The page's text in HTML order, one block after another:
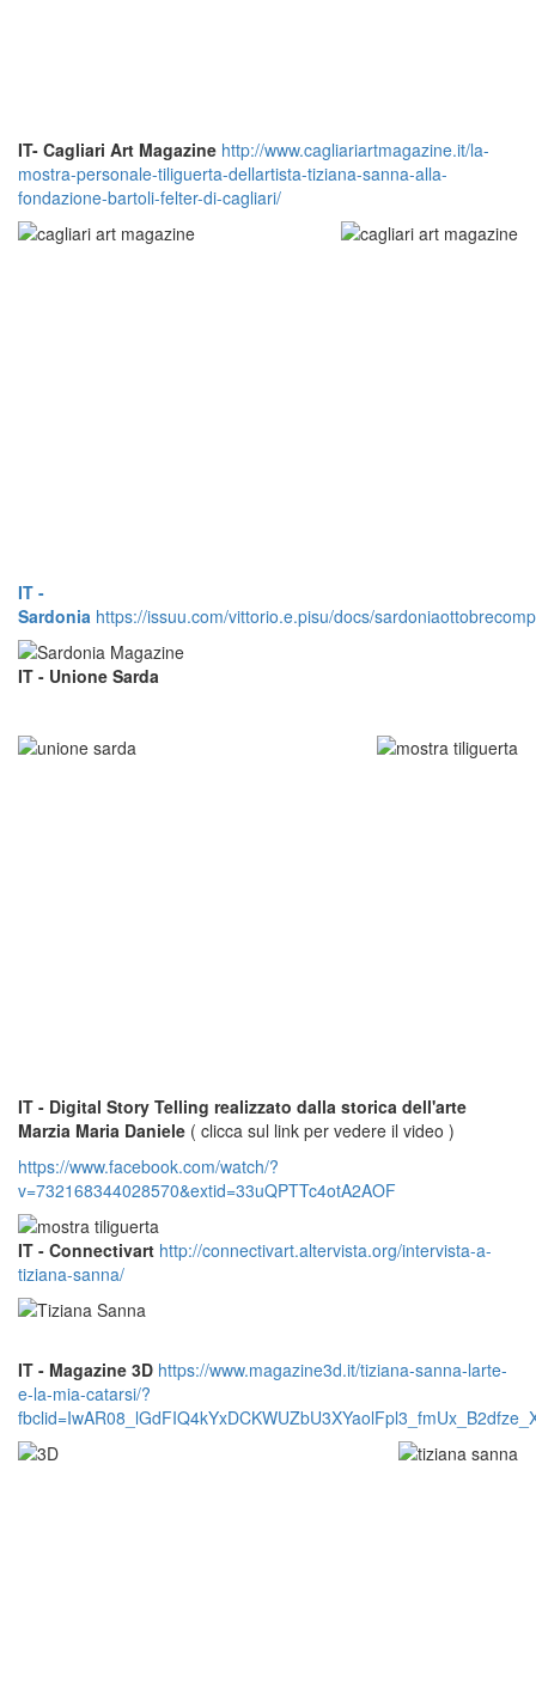
IT- Cagliari Art Magazine http://www.cagliariartmagazine.it/la-
mostra-personale-tiliguerta-dellartista-tiziana-sanna-alla-
fondazione-bartoli-felter-di-cagliari/
IT -
Sardonia https://issuu.com/vittorio.e.pisu/docs/
IT - Unione Sarda
IT - Digital Story Telling realizzato dalla storica dell'arte
Marzia Maria Daniele ( clicca sul link per vedere il video )
https://www.facebook.com/watch/?
v=732168344028570&extid=33uQPTTc4otA2AOF
IT - Connectivart http://connectivart.altervista.org/intervista-a-
tiziana-sanna/
IT - Magazine 3D https://www.magazine3d.it/tiziana-sanna-larte-
e-la-mia-catarsi/?